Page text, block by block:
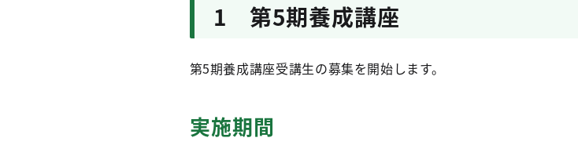
1 第5期養成講座
第5期養成講座受講生の募集を開始します。
実施期間